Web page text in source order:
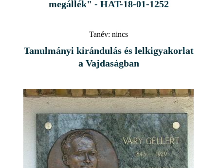
megállék" - HAT-18-01-1252
Tanév: nincs
Tanulmányi kirándulás és lelkigyakorlat
a Vajdaságban